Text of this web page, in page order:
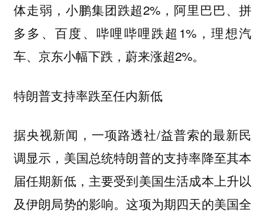
体走弱，小鹏集团跌超2%，阿里巴巴、拼
多多、百度、哔哩哔哩跌超1%，理想汽
车、京东小幅下跌，蔚来涨超2%。
特朗普支持率跌至任内新低
据央视新闻，一项路透社/益普索的最新民
调显示，美国总统特朗普的支持率降至其本
届任期新低，主要受到美国生活成本上升以
及伊朗局势的影响。这项为期四天的美国全